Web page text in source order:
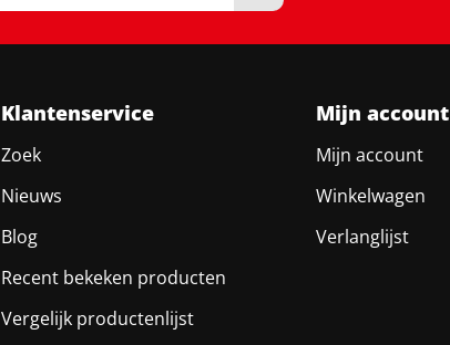
Klantenservice
Zoek
Nieuws
Blog
Recent bekeken producten
Vergelijk productenlijst
Mijn account
Mijn account
Winkelwagen
Verlanglijst